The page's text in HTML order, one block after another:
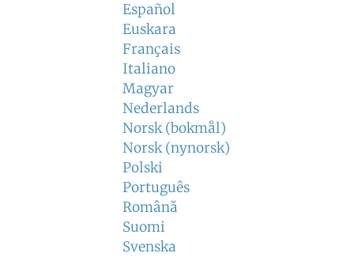
Español
Euskara
Français
Italiano
Magyar
Nederlands
Norsk (bokmål)
Norsk (nynorsk)
Polski
Português
Română
Suomi
Svenska